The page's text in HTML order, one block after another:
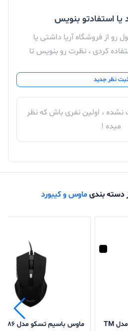
مچ دست می‌تواند در
خستگی مچ منجر شود.
در مجموع، کیبورد باسیم بیاند مدل Beyond BK-2230 با
ساخت مناسب، گزینه‌ای
یا استفادتو بنویس
رو از فروشگاه آریا داشتی یا
کردی ، نظرت رو بنویس تا
ثبت نظر جدید
، اولین نفری باش که نظر
میده !
دسته بندیماوس و کیبورد
ماوس باسیم گیمینگ تسکو مدل TM
ماوس باسیم تسکو مدل TM 286